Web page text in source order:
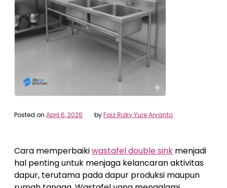
Posted on April 6, 2026 byFaiz Rizky Yure Aryanto
Cara memperbaikiwastafel double sink menjadi
hal penting untuk menjaga kelancaran aktivitas
dapur, terutama pada dapur produksi maupun